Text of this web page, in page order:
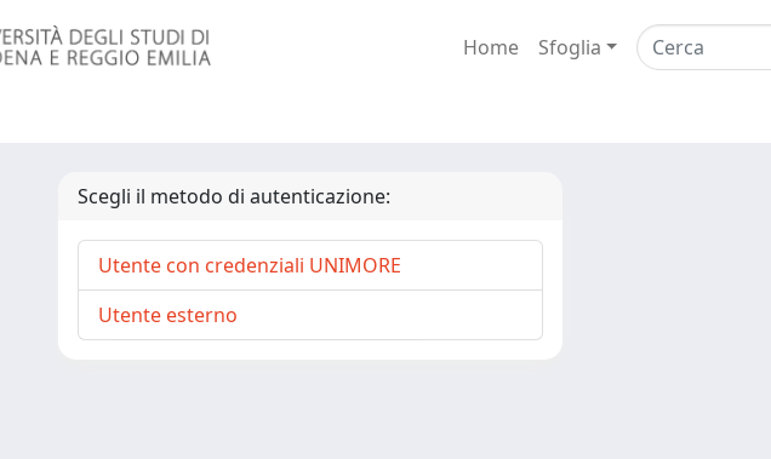
Home Sfoglia
Scegli il metodo di autenticazione:
Utente con credenziali UNIMORE
Utente esterno